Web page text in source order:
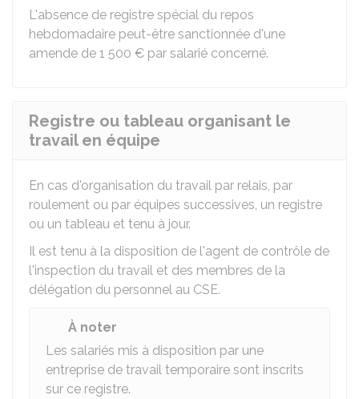
L'absence de registre spécial du repos
hebdomadaire peut-être sanctionnée d'une
amende de 1 500 € par salarié concerné.
Registre ou tableau organisant le
travail en équipe
En cas d'organisation du travail par relais, par
roulement ou par équipes successives, un registre
ou un tableau et tenu à jour.
Il est tenu à la disposition de l'agent de contrôle de
l'inspection du travail et des membres de la
délégation du personnel au CSE.
À noter
Les salariés mis à disposition par une
entreprise de travail temporaire sont inscrits
sur ce registre.